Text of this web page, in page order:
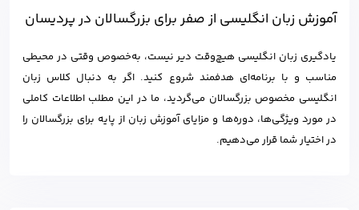
آموزش زبان انگلیسی از صفر برای بزرگسالان در پردیسان
یادگیری زبان انگلیسی هیچ‌وقت دیر نیست، به‌خصوص وقتی در محیطی
مناسب و با برنامه‌ای هدفمند شروع کنید. اگر به دنبال کلاس زبان
انگلیسی مخصوص بزرگسالان می‌گردید، ما در این مطلب اطلاعات کاملی
در مورد ویژگی‌ها، دوره‌ها و مزایای آموزش زبان از پایه برای بزرگسالان را
در اختیار شما قرار می‌دهیم.